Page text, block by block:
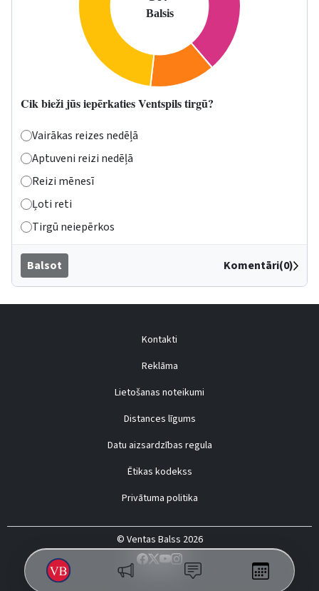
Cik bieži jūs iepērkaties Ventspils tirgū?
Vairākas reizes nedēļā
Aptuveni reizi nedēļā
Reizi mēnesī
Ļoti reti
Tirgū neiepērkos
Balsot Komentāri(0)
Kontakti
Reklāma
Lietošanas noteikumi
Distances līgums
Datu aizsardzības regula
Ētikas kodekss
Privātuma politika
© Ventas Balss 2026